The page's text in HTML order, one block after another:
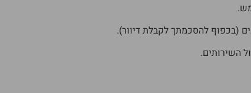
(בכפוף להסכמתך לקבלת דיוור).
השירותים.